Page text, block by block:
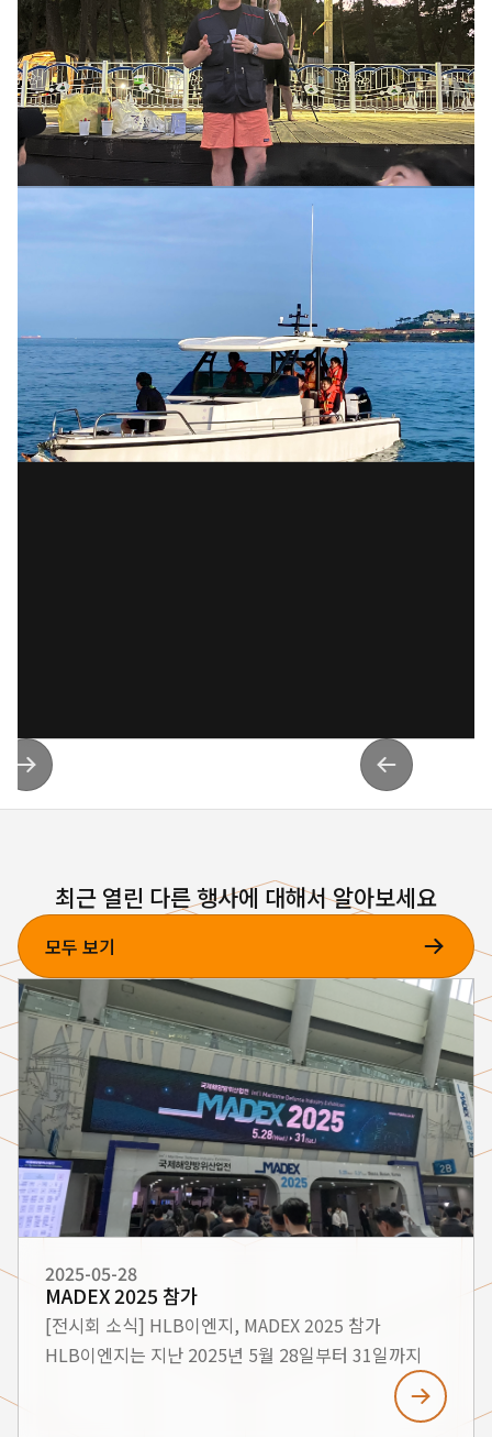
최근 열린 다른 행사에 대해서 알아보세요
모두 보기
2025-05-28
MADEX 2025 참가
[전시회 소식] HLB이엔지, MADEX 2025 참가
HLB이엔지는 지난 2025년 5월 28일부터 31일까지